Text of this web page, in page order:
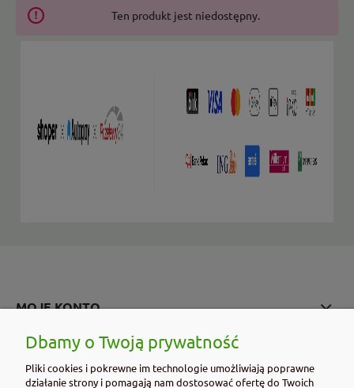
Ten produkt jest niedostępny.
MOJE KONTO
PŁATNOŚCI I DOSTAWA
INFORMACJE
Dbamy o Twoją prywatność
Pliki cookies i pokrewne im technologie umożliwiają poprawne
działanie strony i pomagają nam dostosować ofertę do Twoich